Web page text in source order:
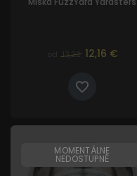
13,22 12,16 €
MOMENTÁLNE
NEDOSTUPNÉ